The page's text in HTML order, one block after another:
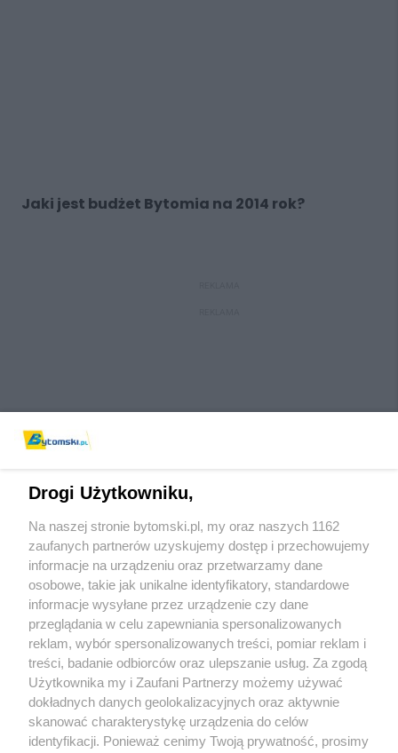
Jaki jest budżet Bytomia na 2014 rok?
Wydawca mediów lokalnych
Nie zapomnij
zapoznać się z:
polityką prywatności regulamin korzystania z portali
Twojemiasto
Piekary Śląskie
Chorzów
Tarnowskie Góry
Skontaktuj sięz nami
Kontakt
Wydawca
Pogoda
Drogi Użytkowniku,
Na naszej stronie bytomski.pl, my oraz naszych 1162
zaufanych partnerów uzyskujemy dostęp i przechowujemy
informacje na urządzeniu oraz przetwarzamy dane
osobowe, takie jak unikalne identyfikatory, standardowe
informacje wysyłane przez urządzenie czy dane
przeglądania w celu zapewniania spersonalizowanych
reklam, wybór spersonalizowanych treści, pomiar reklam i
treści, badanie odbiorców oraz ulepszanie usług. Za zgodą
Użytkownika my i Zaufani Partnerzy możemy używać
dokładnych danych geolokalizacyjnych oraz aktywnie
skanować charakterystykę urządzenia do celów
identyfikacji. Ponieważ cenimy Twoją prywatność, prosimy